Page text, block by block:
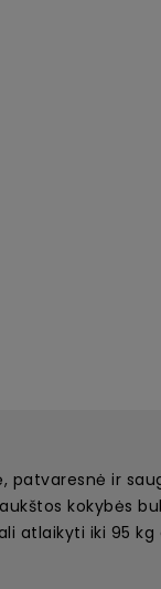
patvaresnė ir
kokybės
atlaikyti iki 95 kg